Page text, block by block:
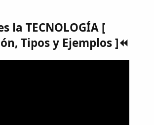
la TECNOLOGÍA [
Tipos y Ejemplos ]⏪